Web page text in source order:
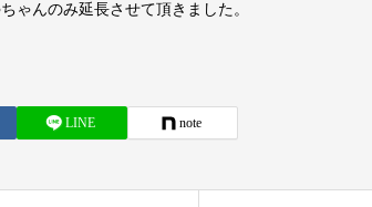
ゃんのみ延長させて頂きました。
LINE note